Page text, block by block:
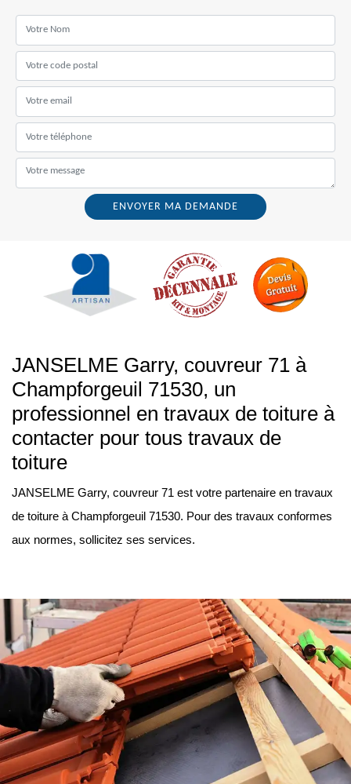
JANSELME Garry, couvreur 71 à
Champforgeuil 71530, un
professionnel en travaux de toiture à
contacter pour tous travaux de
toiture
JANSELME Garry, couvreur 71 est votre partenaire en travaux
de toiture à Champforgeuil 71530. Pour des travaux conformes
aux normes, sollicitez ses services.